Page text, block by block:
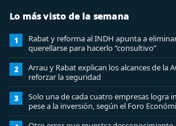
Lo más visto de la semana
1
Rabat y reforma al INDH apunta a
querellarse para hacerlo “consultivo”
2
Arrau y Rabat explican los alcances de la
reforzar la seguridad
3
Solo una de cada cuatro empresas logra
pese a la inversión, según el Foro